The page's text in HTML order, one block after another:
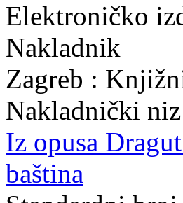
Elektroničko
Nakladnik
Zagreb :
Nakladnički niz
Iz opusa
baština